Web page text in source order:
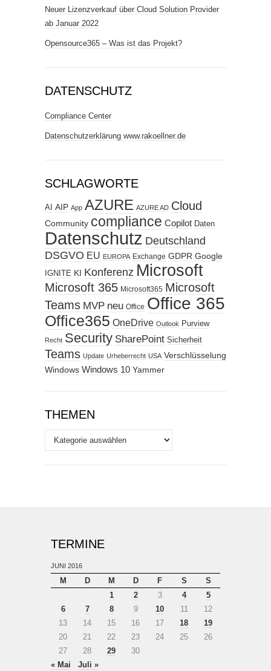
Neuer Lizenzverkauf über Cloud Solution Provider
ab Januar 2022
Opensource365 – Was ist das Projekt?
DATENSCHUTZ
Compliance Center
Datenschutzerklärung www.rakoellner.de
SCHLAGWORTE
AI AIP App AZURE AZURE AD Cloud
Community compliance Copilot Daten
Datenschutz Deutschland
DSGVO EU EUROPA Exchange GDPR Google
IGNITE KI Konferenz Microsoft
Microsoft 365 Microsoft365 Microsoft
Teams MVP neu Office Office 365
Office365 OneDrive Outlook Purview
Recht Security SharePoint Sicherheit
Teams Update Urheberrecht USA Verschlüsselung
Windows Windows 10 Yammer
THEMEN
Themen
TERMINE
JUNI 2016
M D M D F S
S
1
2 3 4
5
6
7 8 9 10 11
12
13
14 15 16 17 18
19
20
21 22 23 24 25
26
27
28 29
30
« Mai
Juli »